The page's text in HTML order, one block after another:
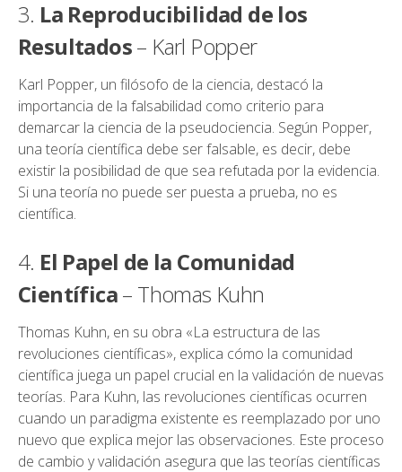
3. La Reproducibilidad de los
Resultados– Karl Popper
Karl Popper, un filósofo de la ciencia, destacó la
importancia de la falsabilidad como criterio para
demarcar la ciencia de la pseudociencia. Según Popper,
una teoría científica debe ser falsable, es decir, debe
existir la posibilidad de que sea refutada por la evidencia.
Si una teoría no puede ser puesta a prueba, no es
científica.
4. El Papel de la Comunidad
Científica– Thomas Kuhn
Thomas Kuhn, en su obra «La estructura de las
revoluciones científicas», explica cómo la comunidad
científica juega un papel crucial en la validación de nuevas
teorías. Para Kuhn, las revoluciones científicas ocurren
cuando un paradigma existente es reemplazado por uno
nuevo que explica mejor las observaciones. Este proceso
de cambio y validación asegura que las teorías científicas